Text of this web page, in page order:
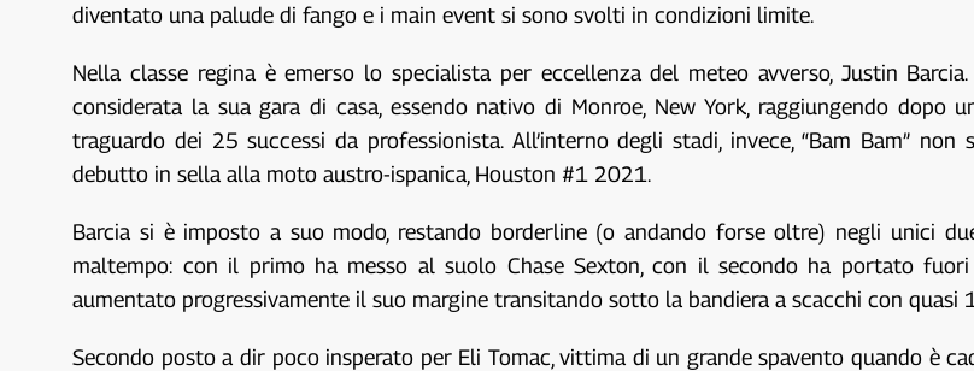
diventato una palude di fango e i main event si sono svolti in condizioni limite.
Nella classe regina è emerso lo specialista per eccellenza del meteo avverso, Justin
considerata la sua gara di casa, essendo nativo di Monroe, New York, raggiungendo
traguardo dei 25 successi da professionista. All’interno degli stadi, invece, “Bam Bam”
debutto in sella alla moto austro-ispanica, Houston #1 2021.
Barcia si è imposto a suo modo, restando borderline (o andando forse oltre) negli unici
maltempo: con il primo ha messo al suolo Chase Sexton, con il secondo ha portato
aumentato progressivamente il suo margine transitando sotto la bandiera a scacchi con quasi
Secondo posto a dir poco insperato per Eli Tomac, vittima di un grande spavento quando è